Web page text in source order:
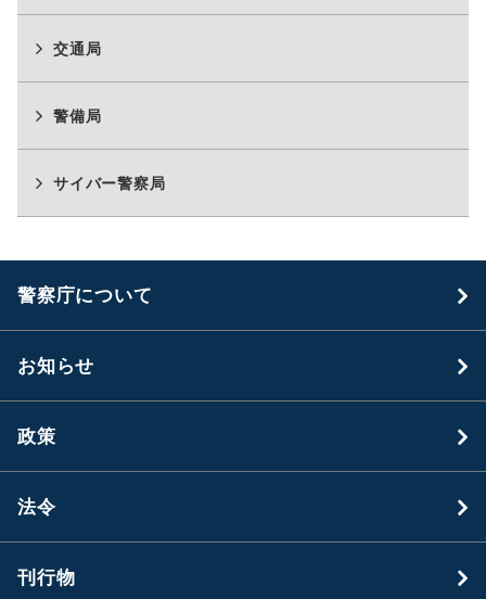
交通局
警備局
サイバー警察局
警察庁について
お知らせ
政策
法令
刊行物